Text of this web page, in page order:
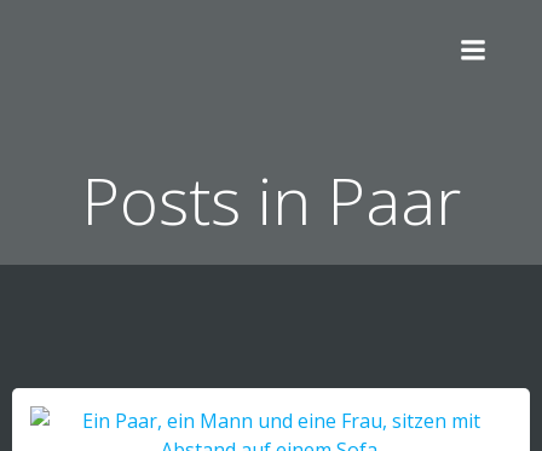
Posts in Paar